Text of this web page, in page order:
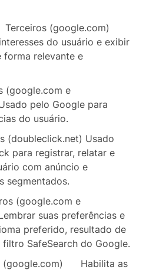
Terceiros (google.com)
do usuário e exibir
forma relevante e
(google.com e
pelo Google para
do usuário.
(doubleclick.net) Usado
para registrar, relatar e
com anúncio e
segmentados.
(google.com e
suas preferências e
preferido, resultado de
SafeSearch do Google.
(google.com) Habilita as